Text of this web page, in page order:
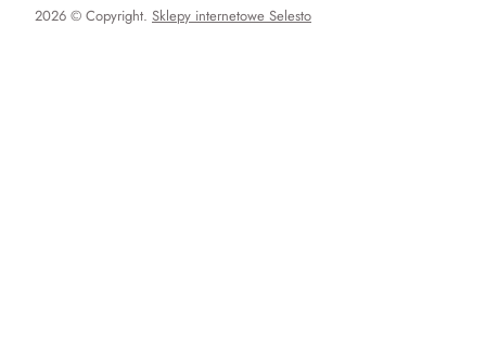
2026 © Copyright. Sklepy internetowe Selesto